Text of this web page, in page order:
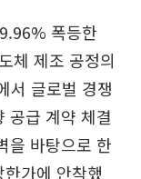
폭등한
체 제조 공정의
서 글로벌 경쟁
공급 계약 체결
을 바탕으로 한
가에 안착했